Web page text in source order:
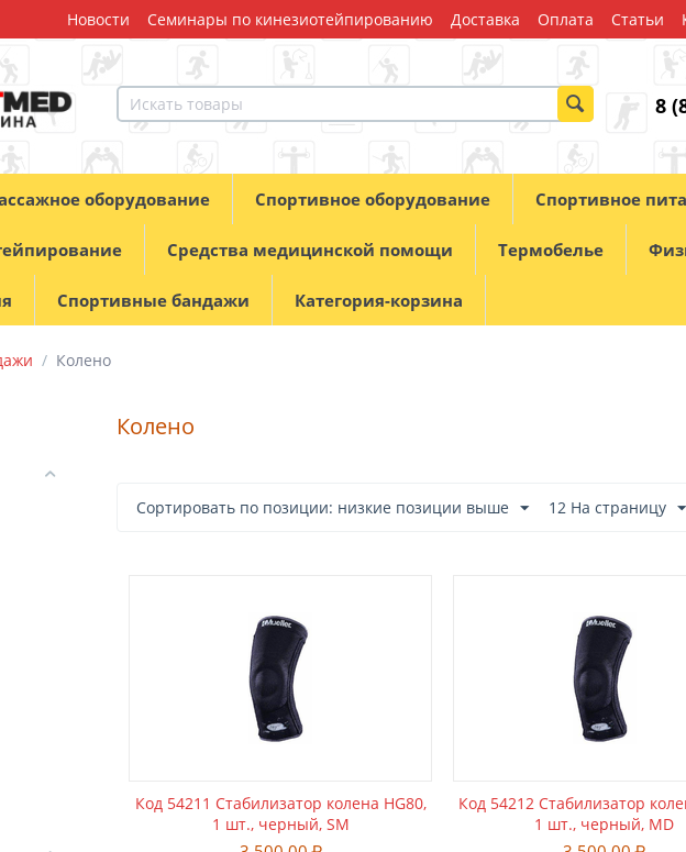
Новости Семинары по кинезиотейпированию Доставка Оплата Статьи
8
оборудование Спортивное оборудование Спортивное
Средства медицинской помощи Термобелье
Спортивные бандажи Категория-корзина
/ Колено
Колено
Сортировать по позиции: низкие позиции выше 12 На страницу
Код 54211 Стабилизатор колена HG80,
1 шт., черный, SM
Код 54212 Стабилизатор
1 шт., черный, MD